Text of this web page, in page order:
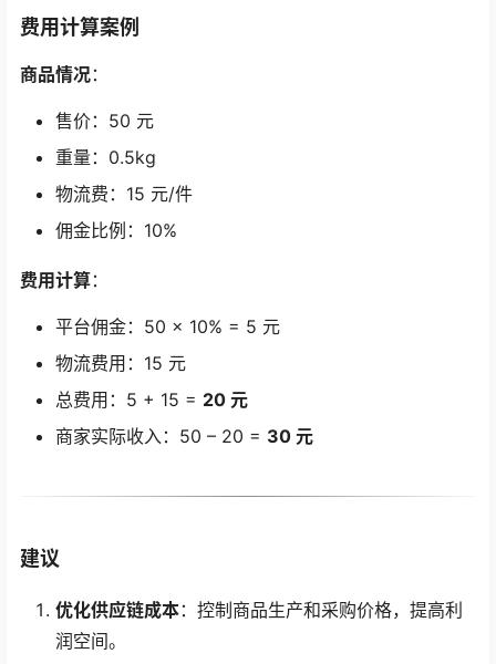
费用计算案例
商品情况：
售价：50 元
重量：0.5kg
物流费：15 元/件
佣金比例：10%
费用计算：
平台佣金：50 × 10% = 5 元
物流费用：15 元
总费用：5 + 15 = 20 元
商家实际收入：50 – 20 = 30 元
建议
优化供应链成本：控制商品生产和采购价格，提高利
润空间。